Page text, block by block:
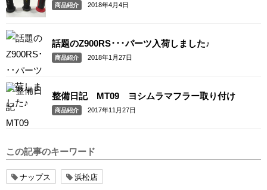
商品紹介 2018年4月4日
話題のZ900RS･･･パーツ入荷しました♪
商品紹介 2018年1月27日
整備日記 MT09 ヨシムラマフラー取り付け
商品紹介 2017年11月27日
この記事のキーワード
ナップス 浜松店